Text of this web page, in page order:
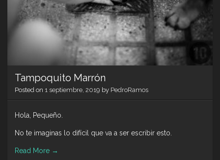
Tampoquito Marrón
Posted on 1 septiembre, 2019 by PedroRamos
Hola, Pequeño.
No te imaginas lo difícil que va a ser escribir esto.
Read More →